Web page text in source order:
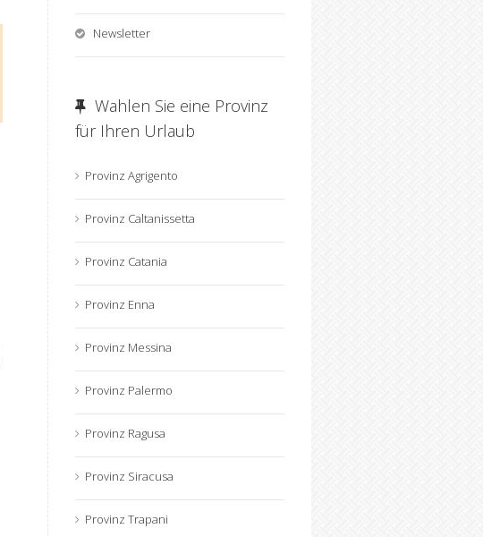
Newsletter
Wahlen Sie eine Provinz
für Ihren Urlaub
Provinz Agrigento
Provinz Caltanissetta
Provinz Catania
Provinz Enna
Provinz Messina
Provinz Palermo
Provinz Ragusa
Provinz Siracusa
Provinz Trapani